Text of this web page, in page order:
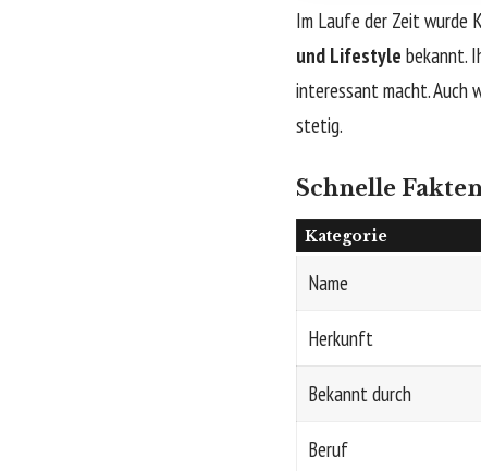
Im Laufe der Zeit wurde
und Lifestyle bekannt.
interessant macht. Auch
stetig.
Schnelle
Kategorie
Name
Herkunft
Bekannt durch
Beruf